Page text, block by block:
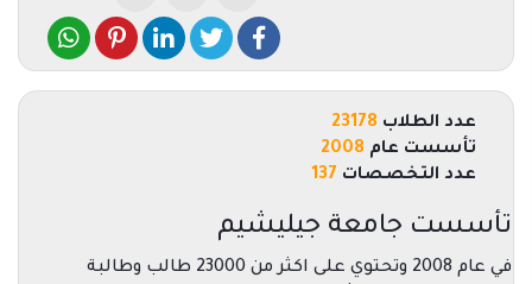
عدد الطلاب 23178
تأسست عام 2008
عدد التخصصات 137
تأسست جامعة جيليشيم
في عام 2008 وتحتوي على اكثر من 23000 طالب وطالبة